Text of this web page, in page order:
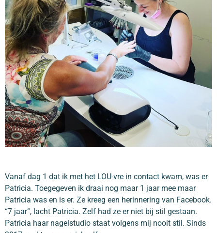
Vanaf dag 1 dat ik met het LOU-vre in contact kwam, was er
Patricia. Toegegeven ik draai nog maar 1 jaar mee maar
Patricia was en is er. Ze kreeg een herinnering van Facebook.
“7 jaar“, lacht Patricia. Zelf had ze er niet bij stil gestaan.
Patricia haar nagelstudio staat volgens mij nooit stil. Sinds